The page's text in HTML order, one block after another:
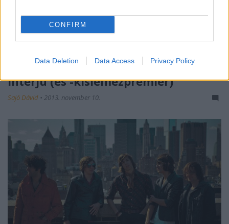
CONFIRM
Data Deletion Data Access Privacy Policy
közepén - Ivan and the Parazol-
interjú (és -kislemezpremier)
Sajó Dávid • 2013. november 10.